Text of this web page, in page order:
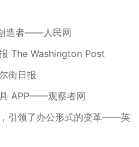
造者——人民网
The Washington Post
街日报
APP——观察者网
引领了办公形式的变革——英